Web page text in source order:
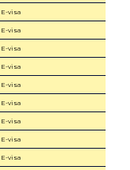
E-visa
E-visa
E-visa
E-visa
E-visa
E-visa
E-visa
E-visa
E-visa